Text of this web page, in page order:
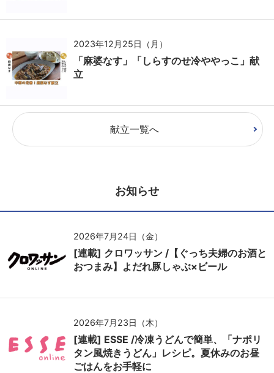
2023年12月25日（月）
「麻婆なす」「しらすのせ冷ややっこ」献
立
献立一覧へ
お知らせ
2026年7月24日（金）
[連載] クロワッサン /【ぐっち夫婦のお酒と
おつまみ】よだれ豚しゃぶ×ビール
2026年7月23日（木）
[連載] ESSE /冷凍うどんで簡単、「ナポリ
タン風焼きうどん」レシピ。夏休みのお昼
ごはんをお手軽に